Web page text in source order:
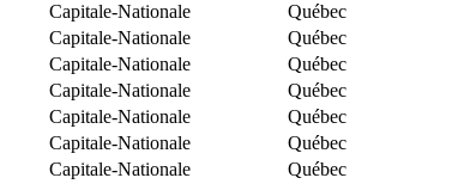
Capitale-Nationale
Québec
Capitale-Nationale
Québec
Capitale-Nationale
Québec
Capitale-Nationale
Québec
Capitale-Nationale
Québec
Capitale-Nationale
Québec
Capitale-Nationale
Québec